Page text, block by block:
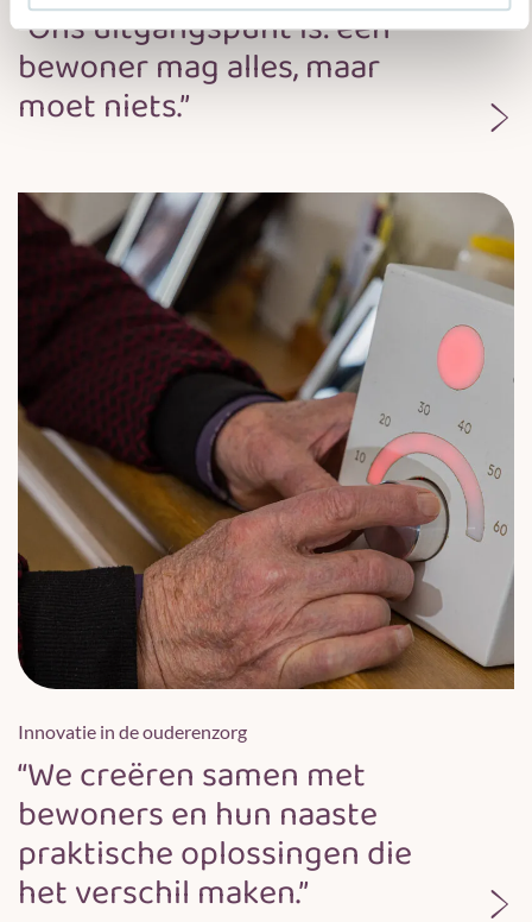
"Ons uitgangspunt is: een
bewoner mag alles, maar
moet niets.”
“We creëren samen met
bewoners en hun naaste
praktische oplossingen die
het verschil maken.”
Innovatie in de ouderenzorg